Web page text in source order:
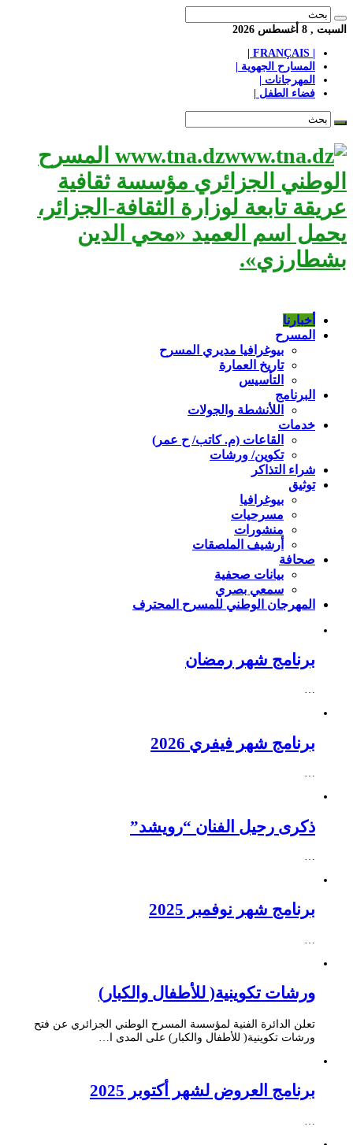
السبت , 8 أغسطس 2026
المسارح الجهوية |
المهرجانات |
فضاء الطفل |
www.tna.dz المسرح
الوطني الجزائري مؤسسة ثقافية
عريقة تابعة لوزارة الثقافة-الجزائر،
يحمل اسم العميد «محي الدين
بشطارزي».
أخبارنا
المسرح
بيوغرافيا مديري المسرح
تاريخ العمارة
التأسيس
البرنامج
اللأنشطة والجولات
خدمات
القاعات (م. كاتب/ ح عمر)
تكوين/ ورشات
شراء التذاكر
توثيق
بيوغرافيا
مسرحيات
منشورات
أرشيف الملصقات
صحافة
بيانات صحفية
سمعي بصري
المهرجان الوطني للمسرح المحترف
برنامج شهر رمضان
…
برنامج شهر فيفري 2026
…
ذكرى رحيل الفنان “رويشد”
…
برنامج شهر نوفمبر 2025
ورشات تكوينية( للأطفال والكبار)
تعلن الدائرة الفنية لمؤسسة المسرح الوطني الجزائري عن فتح
ورشات تكوينية( للأطفال والكبار) على المدى ا…
برنامج العروض لشهر أكتوبر 2025